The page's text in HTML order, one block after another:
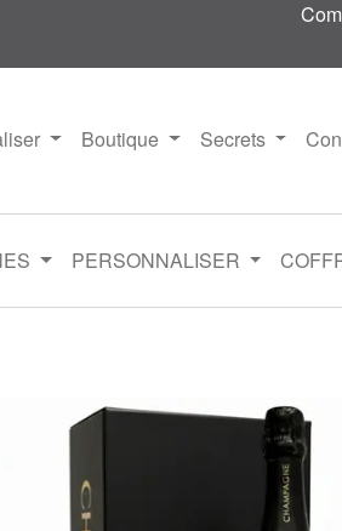
Boutique Secrets
PERSONNALISER